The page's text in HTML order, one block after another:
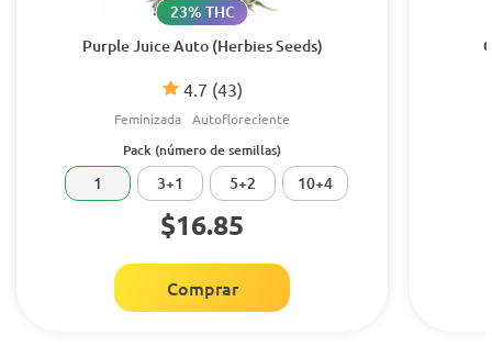
Purple Juice Auto (Herbies Seeds)
4.7 (43)
23% THC
Feminizada Autofloreciente
Pack (número de semillas)
1 3+1 5+2 10+4
$16.85
Comprar